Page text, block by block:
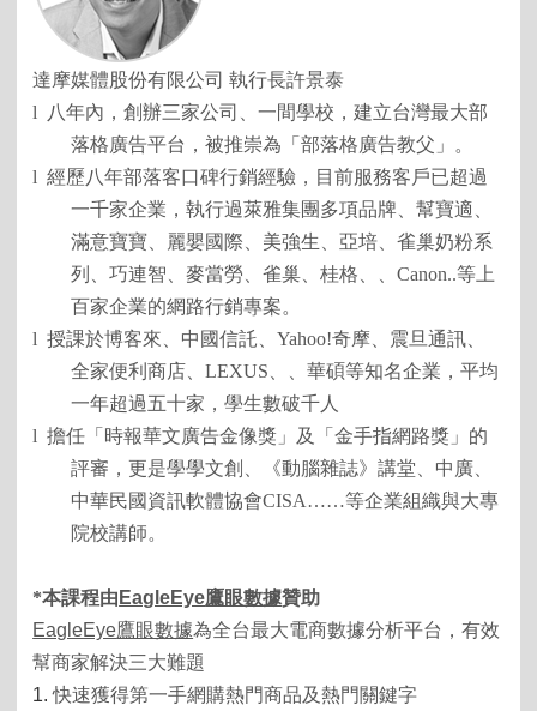
達摩媒體股份有限公司 執行長許景泰
l
八年內，創辦三家公司、一間學校，建立台灣最大部
落格廣告平台，被推崇為「部落格廣告教父」。
l 經歷八年部落客口碑行銷經驗，目前服務客戶已超過
一千家企業，執行過萊雅集團多項品牌、幫寶適、
滿意寶寶、麗嬰國際、美強生、亞培、雀巢奶粉系
列、巧連智、麥當勞、雀巢、桂格、、Canon..等上
百家企業的網路行銷專案。
l 授課於博客來、中國信託、Yahoo!奇摩、震旦通訊、
全家便利商店、LEXUS 、、華碩等知名企業，平均
一年超過五十家，學生數破千人
l 擔任「時報華文廣告金像獎」及「金手指網路獎」的
評審，更是學學文創、《動腦雜誌》講堂、中廣、
中華民國資訊軟體協會CISA……等企業組織與大專
院校講師。
*本課程由 EagleEye鷹眼數據贊助
EagleEye鷹眼數據為全台最大電商數據分析平台，有效
幫商家解決三大難題
1.快速獲得第一手網購熱門商品及熱門關鍵字